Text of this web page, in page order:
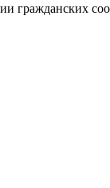
гражданских